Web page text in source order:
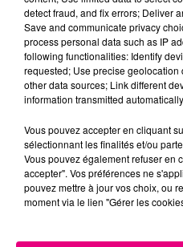
Balance
detect fraud, and fix errors; Deliver
Save and communicate privacy
process personal data such as IP
following functionalities: Identify
requested; Use precise
other data sources; Link different
information transmitted
Vous pouvez accepter en cliquant
sélectionnant les finalités et/ou
Vous pouvez également refuser en
accepter". Vos préférences ne
pouvez mettre à jour vos choix, ou
moment via le lien "Gérer les